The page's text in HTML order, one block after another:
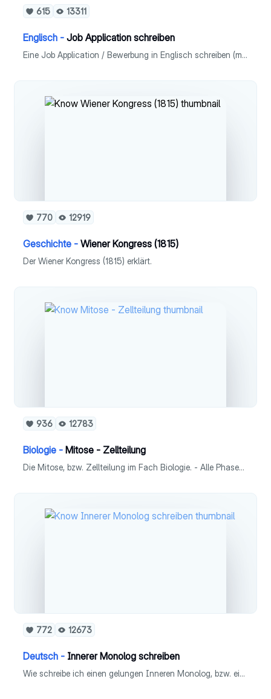
615 13311
Englisch - Job Application schreiben
Eine Job Application / Bewerbung in Englisch schreiben (mit Beispiel) - Aufbau - Tipps - Beispiel
770 12919
Geschichte - Wiener Kongress (1815)
Der Wiener Kongress (1815) erklärt.
936 12783
Biologie - Mitose - Zellteilung
Die Mitose, bzw. Zellteilung im Fach Biologie. - Alle Phasen mit Abbildungen - Jede Phase einzeln ausführlich erklärt
772 12673
Deutsch - Innerer Monolog schreiben
Wie schreibe ich einen gelungen Inneren Monolog, bzw. einen Dialog - Definition & Unterschiede - Merkmale - Schreibplan - Formatierung - Beispiele